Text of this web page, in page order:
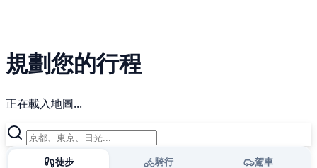
規劃您的行程
正在載入地圖...
徒步 騎行 駕車